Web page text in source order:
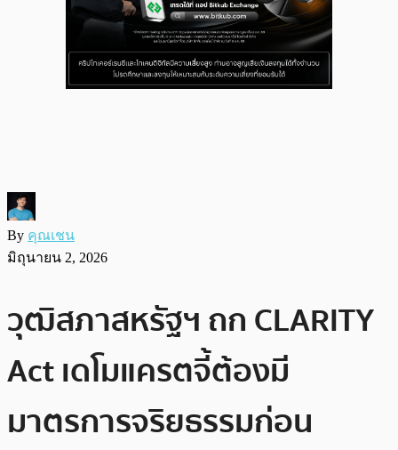
By คุณเชน
มิถุนายน 2, 2026
วุฒิสภาสหรัฐฯ ถก CLARITY
Act เดโมแครตจี้ต้องมี
มาตรการจริยธรรมก่อน